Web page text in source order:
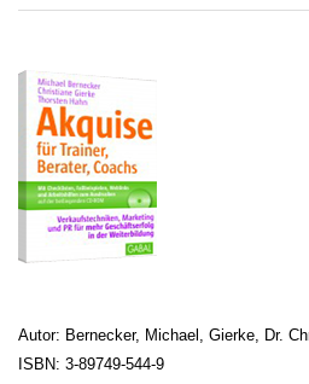
Autor: Bernecker, Michael, Gierke, Dr.
ISBN: 3-89749-544-9